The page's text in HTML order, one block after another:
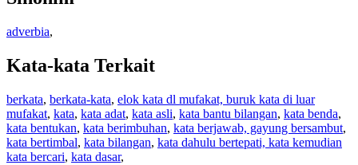
adverbia,
Kata-kata Terkait
berkata, berkata-kata, elok kata dl mufakat, buruk kata di luar
mufakat, kata, kata adat, kata asli, kata bantu bilangan, kata benda,
kata bentukan, kata berimbuhan, kata berjawab, gayung bersambut,
kata bertimbal, kata bilangan, kata dahulu bertepati, kata kemudian
kata bercari, kata dasar,